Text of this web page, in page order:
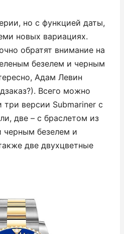
но с функцией даты,
новых вариациях.
обратят внимание на
безелем и черным
Адам Левин
Всего можно
три версии Submariner с
две – с браслетом из
черным безелем и
две двухцветные